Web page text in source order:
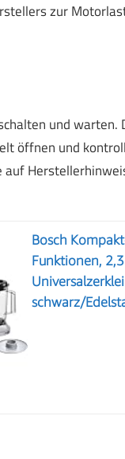
zur
und
öffnen und
auf
Bosch
Funktionen,
schwarz/